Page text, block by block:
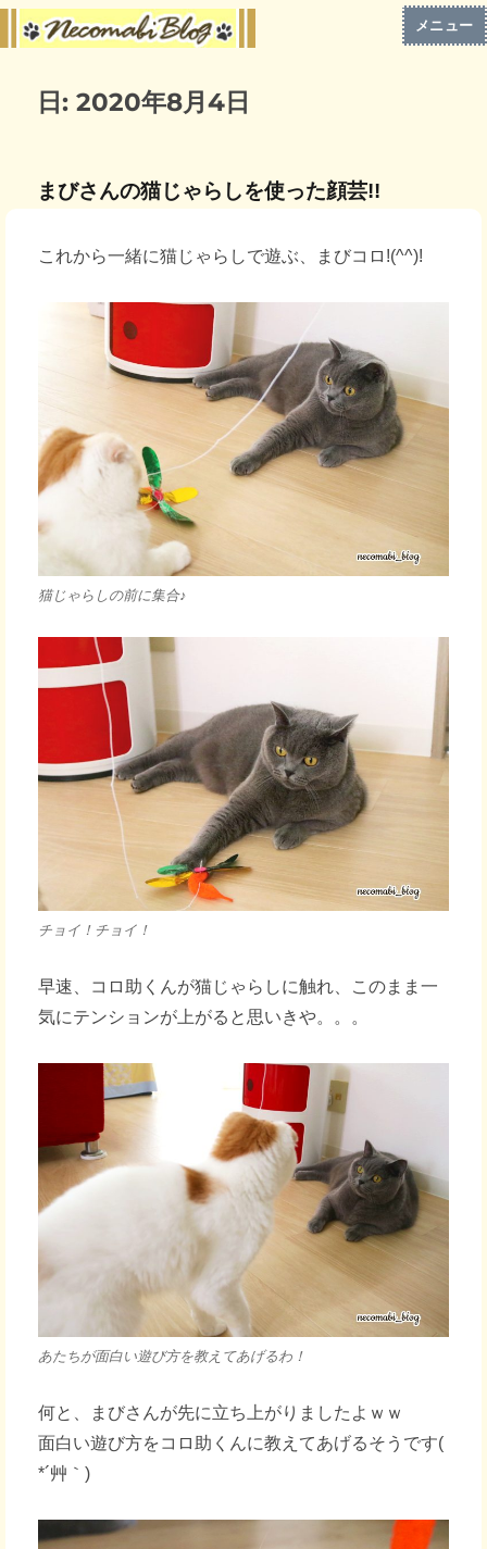
メニュー
日:2020年8月4日
まびさんの猫じゃらしを使った顔芸!!
これから一緒に猫じゃらしで遊ぶ、まびコロ!(^^)!
猫じゃらしの前に集合♪
チョイ！チョイ！
早速、コロ助くんが猫じゃらしに触れ、このまま一
気にテンションが上がると思いきや。。。
あたちが面白い遊び方を教えてあげるわ！
何と、まびさんが先に立ち上がりましたよｗｗ
面白い遊び方をコロ助くんに教えてあげるそうです(
*´艸｀)